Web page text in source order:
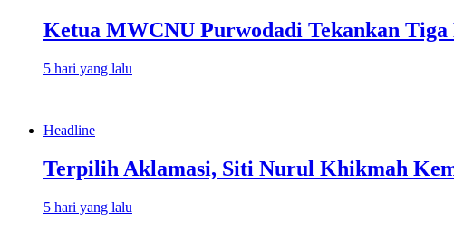
Ketua MWCNU Purwodadi Tekankan
5 hari yang lalu
Headline
Terpilih Aklamasi, Siti Nurul Khikmah
5 hari yang lalu